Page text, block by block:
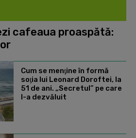
cafeaua proaspătă:
Cum se menţine în formă
soţia lui Leonard Doroftei, la
51 de ani. „Secretul” pe care
l-a dezvăluit